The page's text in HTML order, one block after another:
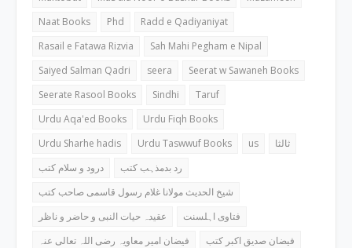
Naat Books
Phd
Radd e Qadiyaniyat
Rasail e Fatawa Rizvia
Sah Mahi Pegham e Nipal
Saiyed Salman Qadri
seera
Seerat w Sawaneh Books
Seerate Rasool Books
Sindhi
Taruf
Urdu Aqa'ed Books
Urdu Fiqh Books
Urdu Sharhe hadis
Urdu Taswwuf Books us
ثالثا
درود و سلام کتب
رد بدمذہب کتب
شیخ الحدیث مولانا غلام رسول قاسمی صاحب کتب
عقیدہ حیات النبی و حاضر و ناظر
فتاوی اہلسنت
فیضان امیر معاویہ رضی اللہ تعالی عنہ
فیضان صدیق اکبر کتب